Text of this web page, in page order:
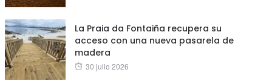
La Praia da Fontaiña recupera su
acceso con una nueva pasarela de
madera
Posted
30 julio 2026